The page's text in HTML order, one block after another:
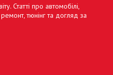
Статті про автомобілі,
тюнінг та догляд за